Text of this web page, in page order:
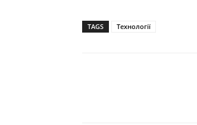
TAGS Технології